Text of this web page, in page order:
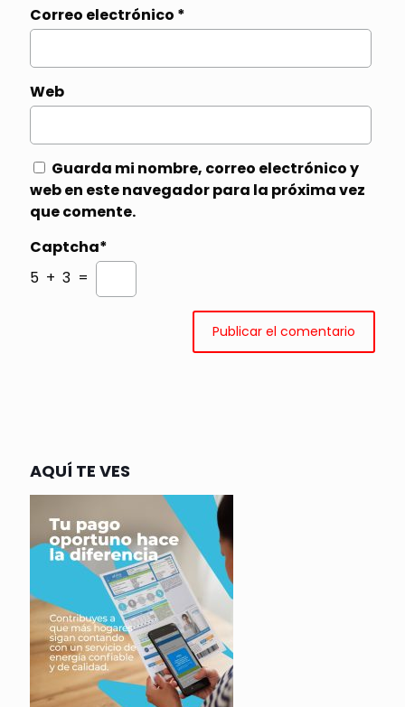
Correo electrónico *
Web
Guarda mi nombre, correo electrónico y
web en este navegador para la próxima vez
que comente.
Captcha*
5 + 3 =
AQUÍ TE VES